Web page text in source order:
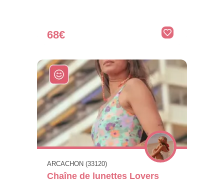
68€
ARCACHON (33120)
Chaîne de lunettes Lovers